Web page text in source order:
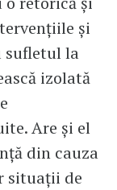
și
sufletul la
izolată
Are și el
din cauza
situații de